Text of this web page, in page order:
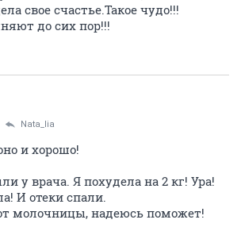
свое счастье.Такое чудо!!!
до сих пор!!!
Nata_lia
и хорошо!
у врача. Я похудела на 2 кг! Ура!
И отеки спали.
молочницы, надеюсь поможет!